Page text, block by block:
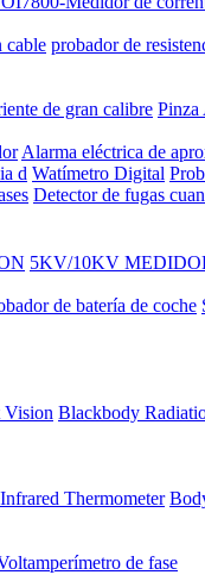
cable probador de
de gran calibre Pinza
Alarma eléctrica de
d Watímetro Digital
Detector de fugas
5KV/10KV
de batería de coche
Blackbody
Thermometer
de fase